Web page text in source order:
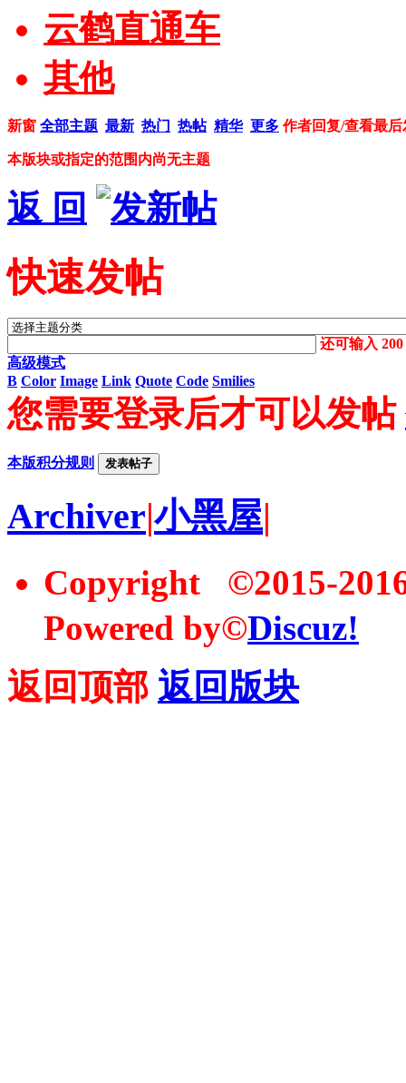
云鹤直通车
其他
新窗 全部主题 最新 热门 热帖 精华 更多 作者回复/查看最后
本版块或指定的范围内尚无主题
返 回
快速发帖
还可输入200
高级模式
B Color Image Link Quote Code Smilies
您需要登录后才可以发帖
本版积分规则 发表帖子
Archiver|小黑屋|
Copyright ©2015-
Powered by©Discuz!
返回顶部 返回版块